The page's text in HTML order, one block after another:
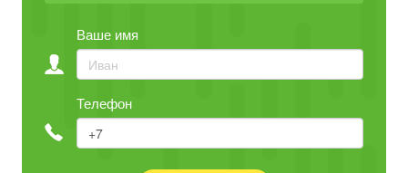
Ваше имя
Телефон